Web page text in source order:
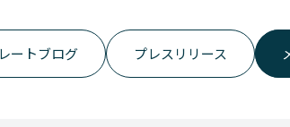
ートブログ プレスリリース